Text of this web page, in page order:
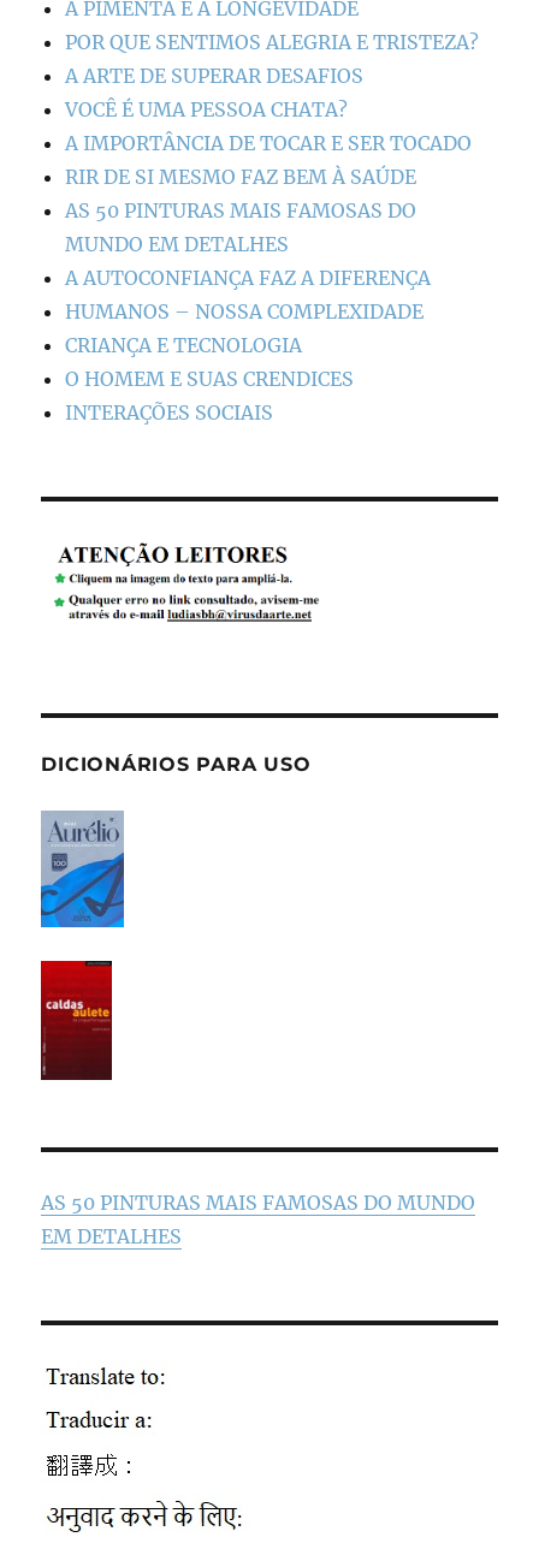
A PIMENTA E A LONGEVIDADE
POR QUE SENTIMOS ALEGRIA E TRISTEZA?
A ARTE DE SUPERAR DESAFIOS
VOCÊ É UMA PESSOA CHATA?
A IMPORTÂNCIA DE TOCAR E SER TOCADO
RIR DE SI MESMO FAZ BEM À SAÚDE
AS 50 PINTURAS MAIS FAMOSAS DO
MUNDO EM DETALHES
A AUTOCONFIANÇA FAZ A DIFERENÇA
HUMANOS – NOSSA COMPLEXIDADE
CRIANÇA E TECNOLOGIA
O HOMEM E SUAS CRENDICES
INTERAÇÕES SOCIAIS
DICIONÁRIOS PARA USO
AS 50 PINTURAS MAIS FAMOSAS DO MUNDO
EM DETALHES